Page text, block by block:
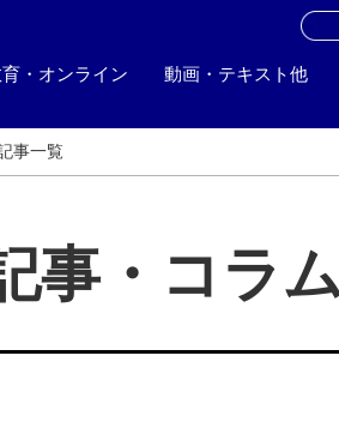
・オンライン 動画・テキスト他
事一覧
事・コラ